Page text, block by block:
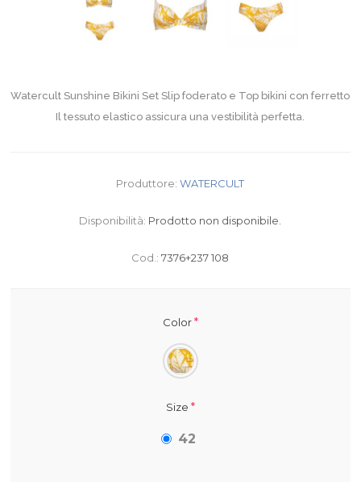
Watercult Sunshine Bikini Set Slip foderato e Top bikini con ferretto
Il tessuto elastico assicura una vestibilità perfetta.
Produttore: WATERCULT
Disponibilità: Prodotto non disponibile.
Cod.: 7376+237 108
Color*
Size *
42